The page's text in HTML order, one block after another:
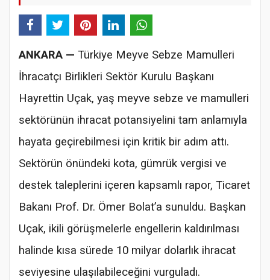
ANKARA — Türkiye Meyve Sebze Mamulleri
İhracatçı Birlikleri Sektör Kurulu Başkanı
Hayrettin Uçak, yaş meyve sebze ve mamulleri
sektörünün ihracat potansiyelini tam anlamıyla
hayata geçirebilmesi için kritik bir adım attı.
Sektörün önündeki kota, gümrük vergisi ve
destek taleplerini içeren kapsamlı rapor, Ticaret
Bakanı Prof. Dr. Ömer Bolat’a sunuldu. Başkan
Uçak, ikili görüşmelerle engellerin kaldırılması
halinde kısa sürede 10 milyar dolarlık ihracat
seviyesine ulaşılabileceğini vurguladı.